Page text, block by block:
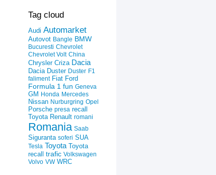
Tag cloud
Audi Automarket
Autovot Bangle BMW
Bucuresti Chevrolet
Chevrolet Volt China
Chrysler Criza Dacia
Dacia Duster Duster F1
faliment Fiat Ford
Formula 1 fun Geneva
GM Honda Mercedes
Nissan Nurburgring Opel
Porsche presa recall
Toyota Renault romani
Romania Saab
Siguranta soferi SUA
Tesla Toyota Toyota
recall trafic Volkswagen
Volvo VW WRC